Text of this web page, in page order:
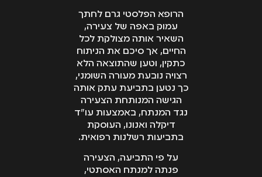
הרופא הפלסטי גרם לחתך
עמוק באפה של צעירה,
השאיר אותה מצולקת לכל
החיים, אך סיכם את הניתוח
כתקין, וטען שהתוצאה הלא
רצויה נובעת מעורה השומני,
כך נטען בתביעת עתק אותה
הגישה המנותחת הצעירה
נגד המנתח, באמצעות עו"ד
דיקלה ואנונו, העוסקת
בתביעות רשלנות רפואית.
על פי התביעה, הצעירה
פנתה למנתח האסתטי,